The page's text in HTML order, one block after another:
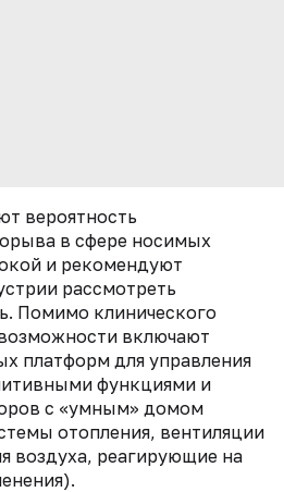
вероятность
в сфере носимых
и рекомендуют
рассмотреть
Помимо клинического
включают
платформ для управления
функциями и
с «умным» домом
отопления, вентиляции
воздуха, реагирующие на